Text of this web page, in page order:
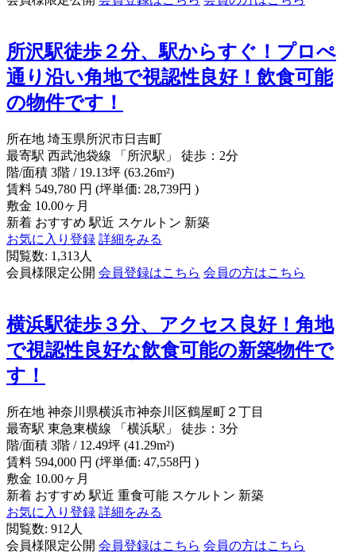
所沢駅徒歩２分、駅からすぐ！プロぺ
通り沿い角地で視認性良好！飲食可能
の物件です！
所在地 埼玉県所沢市日吉町
最寄駅 西武池袋線 「所沢駅」 徒歩：2分
階/面積 3階 / 19.13坪 (63.26m²)
賃料 549,780 円 (坪単価: 28,739円 )
敷金 10.00ヶ月
新着 おすすめ 駅近 スケルトン 新築
お気に入り登録 詳細をみる
閲覧数: 1,313人
会員様限定公開 会員登録はこちら 会員の方はこちら
横浜駅徒歩３分、アクセス良好！角地
で視認性良好な飲食可能の新築物件で
す！
所在地 神奈川県横浜市神奈川区鶴屋町２丁目
最寄駅 東急東横線 「横浜駅」 徒歩：3分
階/面積 3階 / 12.49坪 (41.29m²)
賃料 594,000 円 (坪単価: 47,558円 )
敷金 10.00ヶ月
新着 おすすめ 駅近 重食可能 スケルトン 新築
お気に入り登録 詳細をみる
閲覧数: 912人
会員様限定公開 会員登録はこちら 会員の方はこちら